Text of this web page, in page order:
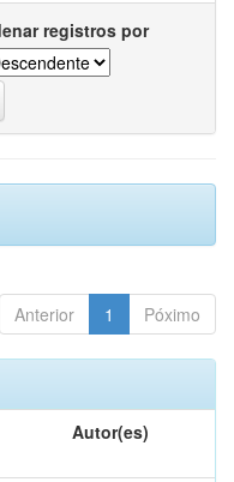
registros por
Anterior 1 Póximo
Autor(es)